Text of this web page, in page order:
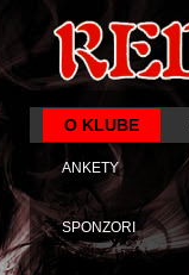
O KLUBE
ANKETY
SPONZORI